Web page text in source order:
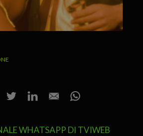
WHATSAPP DI TVIWEB